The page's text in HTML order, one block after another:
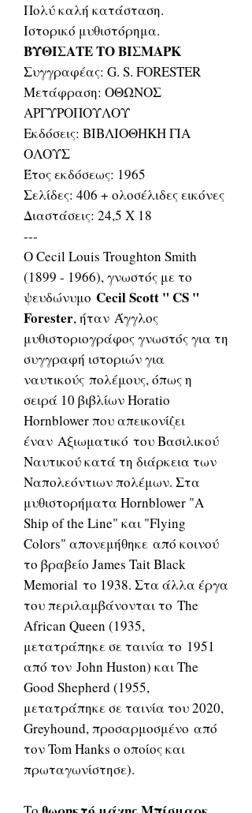
Πολύ καλή κατάσταση.
Ιστορικό μυθιστόρημα.
ΒΥΘΙΣΑΤΕ ΤΟ ΒΙΣΜΑΡΚ
Συγγραφέας: G. S. FORESTER
Μετάφραση: ΟΘΩΝΟΣ
ΑΡΓΥΡΟΠΟΥΛΟΥ
Εκδόσεις: ΒΙΒΛΙΟΘΗΚΗ ΓΙΑ
ΟΛΟΥΣ
Έτος εκδόσεως: 1965
Σελίδες: 406 + ολοσέλιδες εικόνες
Διαστάσεις: 24,5 Χ 18
---
Ο Cecil Louis Troughton Smith
(1899 - 1966), γνωστός με το
ψευδώνυμο Cecil Scott " CS "
Forester, ήταν Άγγλος
μυθιστοριογράφος γνωστός για τη
συγγραφή ιστοριών για
ναυτικούς πολέμους, όπως η
σειρά 10 βιβλίων Horatio
Hornblower που απεικονίζει
έναν Αξιωματικό του Βασιλικού
Ναυτικού κατά τη διάρκεια των
Ναπολεόντιων πολέμων. Στα
μυθιστορήματα Hornblower "A
Ship of the Line" και "Flying
Colors" απονεμήθηκε από κοινού
το βραβείο James Tait Black
Memorial το 1938. Στα άλλα έργα
του περιλαμβάνονται το The
African Queen (1935,
μετατράπηκε σε ταινία το 1951
από τον John Huston) και The
Good Shepherd (1955,
μετατράπηκε σε ταινία του 2020,
Greyhound, προσαρμοσμένο από
τον Tom Hanks ο οποίος και
πρωταγωνίστησε).